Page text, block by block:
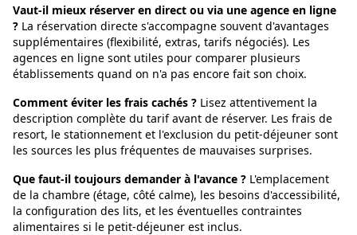
Vaut-il mieux réserver en direct ou via une agence en ligne
? La réservation directe s'accompagne souvent d'avantages
supplémentaires (flexibilité, extras, tarifs négociés). Les
agences en ligne sont utiles pour comparer plusieurs
établissements quand on n'a pas encore fait son choix.
Comment éviter les frais cachés ? Lisez attentivement la
description complète du tarif avant de réserver. Les frais de
resort, le stationnement et l'exclusion du petit-déjeuner sont
les sources les plus fréquentes de mauvaises surprises.
Que faut-il toujours demander à l'avance ? L'emplacement
de la chambre (étage, côté calme), les besoins d'accessibilité,
la configuration des lits, et les éventuelles contraintes
alimentaires si le petit-déjeuner est inclus.